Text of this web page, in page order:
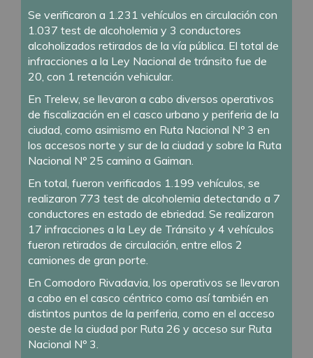
Se verificaron a 1.231 vehículos en circulación con
1.037 test de alcoholemia y 3 conductores
alcoholizados retirados de la vía pública. El total de
infracciones a la Ley Nacional de tránsito fue de
20, con 1 retención vehicular.
En Trelew, se llevaron a cabo diversos operativos
de fiscalización en el casco urbano y periferia de la
ciudad, como asimismo en Ruta Nacional Nº 3 en
los accesos norte y sur de la ciudad y sobre la Ruta
Nacional Nº 25 camino a Gaiman.
En total, fueron verificados 1.199 vehículos, se
realizaron 773 test de alcoholemia detectando a 7
conductores en estado de ebriedad. Se realizaron
17 infracciones a la Ley de Tránsito y 4 vehículos
fueron retirados de circulación, entre ellos 2
camiones de gran porte.
En Comodoro Rivadavia, los operativos se llevaron
a cabo en el casco céntrico como así también en
distintos puntos de la periferia, como en el acceso
oeste de la ciudad por Ruta 26 y acceso sur Ruta
Nacional Nº 3.